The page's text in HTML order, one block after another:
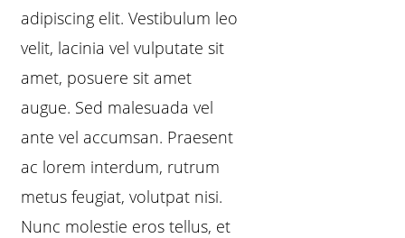
adipiscing elit. Vestibulum leo
velit, lacinia vel vulputate sit
amet, posuere sit amet
augue. Sed malesuada vel
ante vel accumsan. Praesent
ac lorem interdum, rutrum
metus feugiat, volutpat nisi.
Nunc molestie eros tellus, et